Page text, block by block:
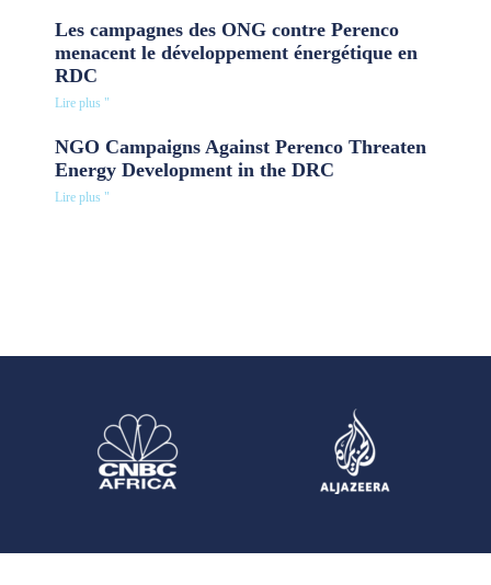
Les campagnes des ONG contre Perenco
menacent le développement énergétique en
RDC
Lire plus "
NGO Campaigns Against Perenco Threaten
Energy Development in the DRC
Lire plus "